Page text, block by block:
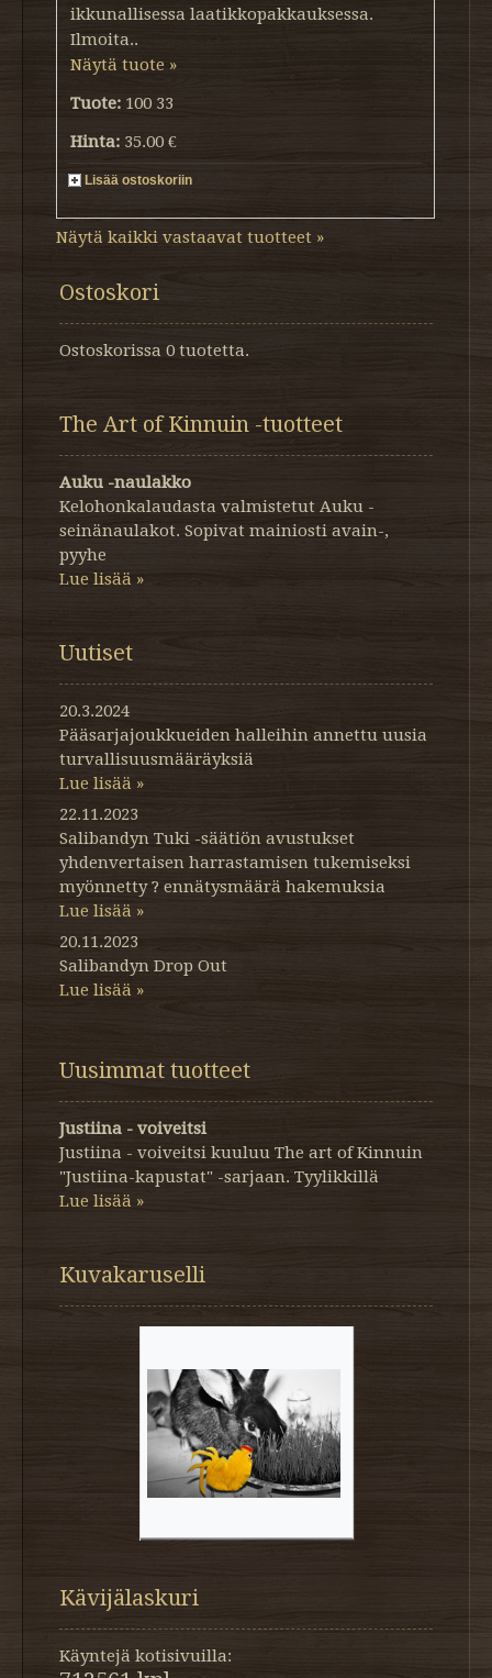
ikkunallisessa laatikkopakkauksessa.
Ilmoita..
Näytä tuote »
Tuote: 100 33
Hinta: 35.00 €
Lisää ostoskoriin
Näytä kaikki vastaavat tuotteet »
Ostoskori
Ostoskorissa 0 tuotetta.
The Art of Kinnuin -tuotteet
Auku -naulakko
Kelohonkalaudasta valmistetut Auku -
seinänaulakot. Sopivat mainiosti avain-,
pyyhe
Lue lisää »
Uutiset
20.3.2024
Pääsarjajoukkueiden halleihin annettu uusia
turvallisuusmääräyksiä
Lue lisää »
22.11.2023
Salibandyn Tuki -säätiön avustukset
yhdenvertaisen harrastamisen tukemiseksi
myönnetty ? ennätysmäärä hakemuksia
Lue lisää »
20.11.2023
Salibandyn Drop Out
Lue lisää »
Uusimmat tuotteet
Justiina - voiveitsi
Justiina - voiveitsi kuuluu The art of Kinnuin
"Justiina-kapustat" -sarjaan. Tyylikkillä
Lue lisää »
Kuvakaruselli
Kävijälaskuri
Käyntejä kotisivuilla: